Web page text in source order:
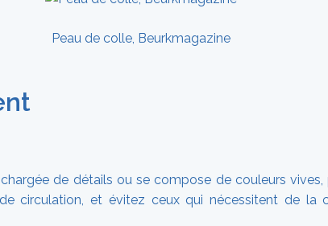
Peau de colle, Beurkmagazine
de détails ou se compose de couleurs vives,
circulation, et évitez ceux qui nécessitent de la